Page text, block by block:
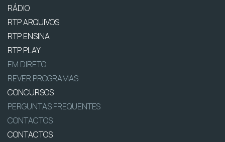
RÁDIO
RTP ARQUIVOS
RTP ENSINA
RTP PLAY
EM DIRETO
REVER PROGRAMAS
CONCURSOS
PERGUNTAS FREQUENTES
CONTACTOS
CONTACTOS